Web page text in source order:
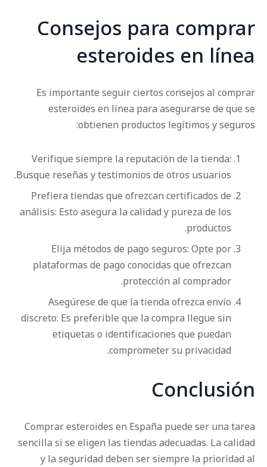
Consejos para comprar
esteroides en línea
Es importante seguir ciertos consejos al comprar
esteroides en línea para asegurarse de que se
obtienen productos legítimos y seguros:
Verifique siempre la reputación de la tienda:
Busque reseñas y testimonios de otros usuarios.
Prefiera tiendas que ofrezcan certificados de
análisis: Esto asegura la calidad y pureza de los
productos.
Elija métodos de pago seguros: Opte por
plataformas de pago conocidas que ofrezcan
protección al comprador.
Asegúrese de que la tienda ofrezca envío
discreto: Es preferible que la compra llegue sin
etiquetas o identificaciones que puedan
comprometer su privacidad.
Conclusión
Comprar esteroides en España puede ser una tarea
sencilla si se eligen las tiendas adecuadas. La calidad
y la seguridad deben ser siempre la prioridad al